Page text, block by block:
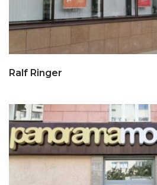
Ralf Ringer